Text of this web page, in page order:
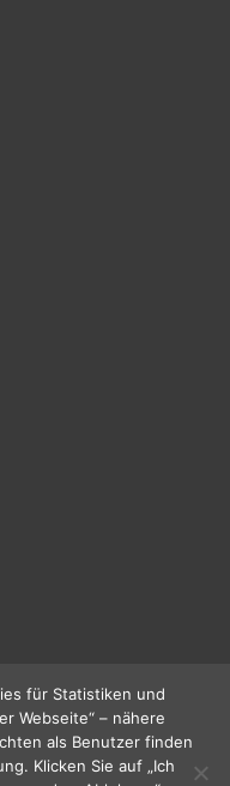
für Statistiken und
Webseite“ – nähere
als Benutzer finden
Klicken Sie auf „Ich